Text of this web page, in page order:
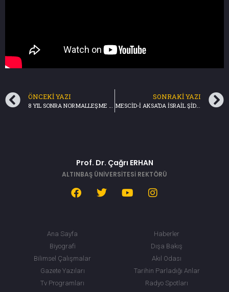
ÖNCEKI YAZI
8 YIL SONRA NORMALLEŞME ADIMI-Birinci Sayfa/TRT HABER -(06.05.2021)
SONRAKI YAZI
MESCİD-İ AKSA’DA İSRAİL ŞİDDETİ-HABER MERKEZİ/NTV(11.05.2021)
Prof. Dr. Çağrı ERHAN
ALTINBAŞ ÜNİVERSİTESİ REKTÖRÜ
Ana Sayfa
Biyografi
Bilimsel Çalışmalar
Gazete Yazıları
Tv Programları
Haberler
Dışa Bakış
Akıl Odası
Tarihin Parladığı Anlar
Radyo Spotları